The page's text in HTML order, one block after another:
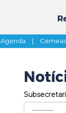
Agenda |